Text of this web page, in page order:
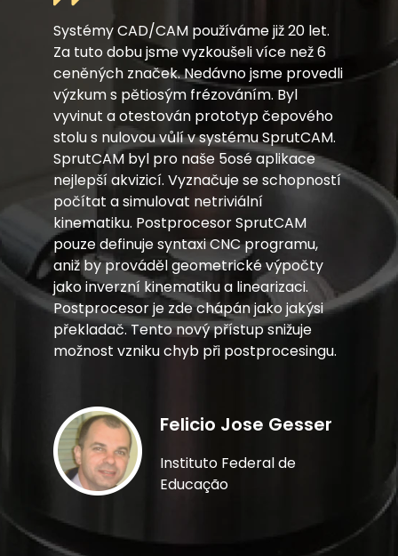
Systémy CAD/CAM používáme již 20 let.
Za tuto dobu jsme vyzkoušeli více než 6
ceněných značek. Nedávno jsme provedli
výzkum s pětiosým frézováním. Byl
vyvinut a otestován prototyp čepového
stolu s nulovou vůlí v systému SprutCAM.
SprutCAM byl pro naše 5osé aplikace
nejlepší akvizicí. Vyznačuje se schopností
počítat a simulovat netriviální
kinematiku. Postprocesor SprutCAM
pouze definuje syntaxi CNC programu,
aniž by prováděl geometrické výpočty
jako inverzní kinematiku a linearizaci.
Postprocesor je zde chápán jako jakýsi
překladač. Tento nový přístup snižuje
možnost vzniku chyb při postprocesingu.
Felicio Jose Gesser
Instituto Federal de
Educação